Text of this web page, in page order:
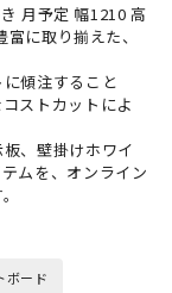
月予定 幅1210 高
に取り揃えた、
傾注すること
ストカットによ
、壁掛けホワイ
ムを、オンライン
ボード